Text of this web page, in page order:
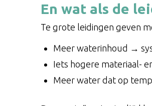
En wat als de
Te grote leidingen geven
Meer waterinhoud →
Iets hogere materiaal-
Meer water dat op